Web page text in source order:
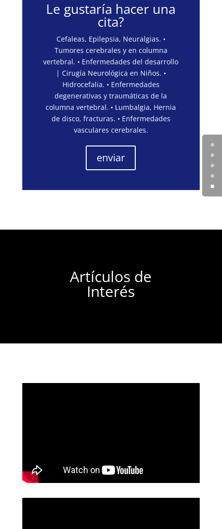
Le gustaría hacer una
cita?
Cefaleas, Epilepsia, Neuralgias. •
Tumores cerebrales y en columna
vertebral. • Enfermedades del desarrollo
| Cirugía Neurológica en Niños. •
Hidrocefalia. • Enfermedades
degenerativas y traumáticas de la
columna vertebral. • Lumbalgia, Hernia
de disco, fracturas. • Enfermedades
vasculares cerebrales.
enviar
Artículos de
Interés